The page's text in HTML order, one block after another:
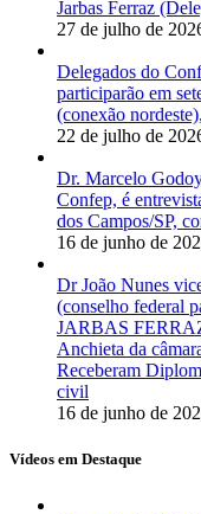
Jarbas Ferraz
27 de julho de
Delegados do
participarão em
(conexão
22 de julho de
Dr. Marcelo
Confep, é
dos Campos/SP,
16 de junho de
Dr João Nunes
(conselho federal
JARBAS
Anchieta da
Receberam
civil
16 de junho de
Vídeos em Destaque